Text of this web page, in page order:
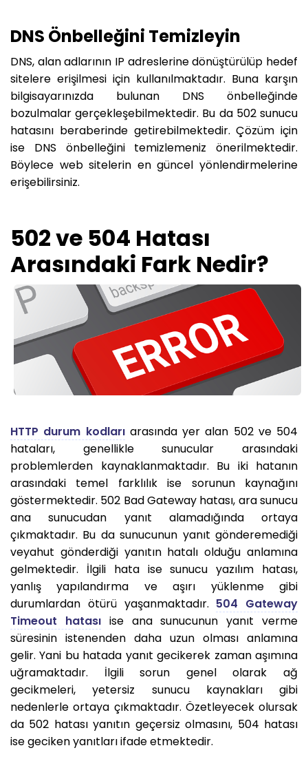
DNS Önbelleğini Temizleyin
DNS, alan adlarının IP adreslerine dönüştürülüp hedef
sitelere erişilmesi için kullanılmaktadır. Buna karşın
bilgisayarınızda bulunan DNS önbelleğinde
bozulmalar gerçekleşebilmektedir. Bu da 502 sunucu
hatasını beraberinde getirebilmektedir. Çözüm için
ise DNS önbelleğini temizlemeniz önerilmektedir.
Böylece web sitelerin en güncel yönlendirmelerine
erişebilirsiniz.
502 ve 504 Hatası
Arasındaki Fark Nedir?
HTTP durum kodlarıarasında yer alan 502 ve 504
hataları, genellikle sunucular arasındaki
problemlerden kaynaklanmaktadır. Bu iki hatanın
arasındaki temel farklılık ise sorunun kaynağını
göstermektedir. 502 Bad Gateway hatası, ara sunucu
ana sunucudan yanıt alamadığında ortaya
çıkmaktadır. Bu da sunucunun yanıt gönderemediği
veyahut gönderdiği yanıtın hatalı olduğu anlamına
gelmektedir. İlgili hata ise sunucu yazılım hatası,
yanlış yapılandırma ve aşırı yüklenme gibi
durumlardan ötürü yaşanmaktadır. 504 Gateway
Timeout hatasıise ana sunucunun yanıt verme
süresinin istenenden daha uzun olması anlamına
gelir. Yani bu hatada yanıt gecikerek zaman aşımına
uğramaktadır. İlgili sorun genel olarak ağ
gecikmeleri, yetersiz sunucu kaynakları gibi
nedenlerle ortaya çıkmaktadır. Özetleyecek olursak
da 502 hatası yanıtın geçersiz olmasını, 504 hatası
ise geciken yanıtları ifade etmektedir.